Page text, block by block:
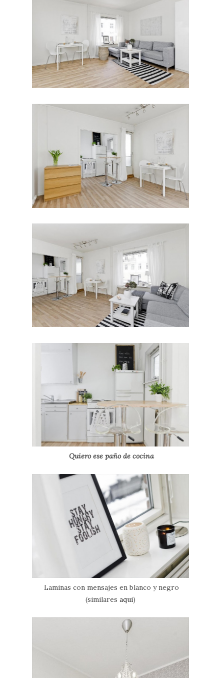
Quiero ese paño de cocina
Laminas con mensajes en blanco y negro
(similares aqui)